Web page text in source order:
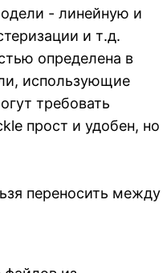
- линейную и
и т.д.
определена в
использующие
требовать
прост и удобен, но
переносить между